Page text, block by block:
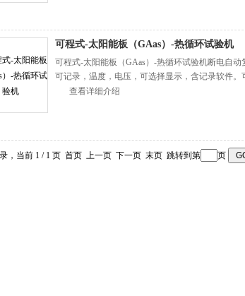
可程式-太阳能板（GAas）-热循环试验机
可程式-太阳能板（GAas）-热循环试验机断电自
可记录，温度，电压，可选择显示，含记录软件。
查看详细介绍
，当前 1 / 1 页 首页 上一页 下一页 末页 跳转到第 页